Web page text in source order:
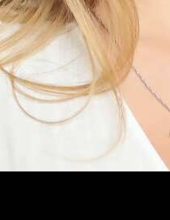
KONTAKTA